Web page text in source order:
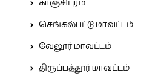
காஞ்சிபுரம்
செங்கல்பட்டு மாவட்டம்
வேலூர் மாவட்டம்
திருப்பத்தூர் மாவட்டம்